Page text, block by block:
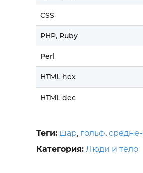
CSS
PHP, Ruby
Perl
HTML hex
HTML dec
Теги: шар, гольф,
Категория: Люди и тело